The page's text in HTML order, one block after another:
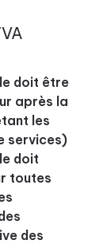
doit être
après la
les
services)
doit
toutes
des